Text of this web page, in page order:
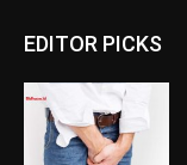
EDITOR PICKS